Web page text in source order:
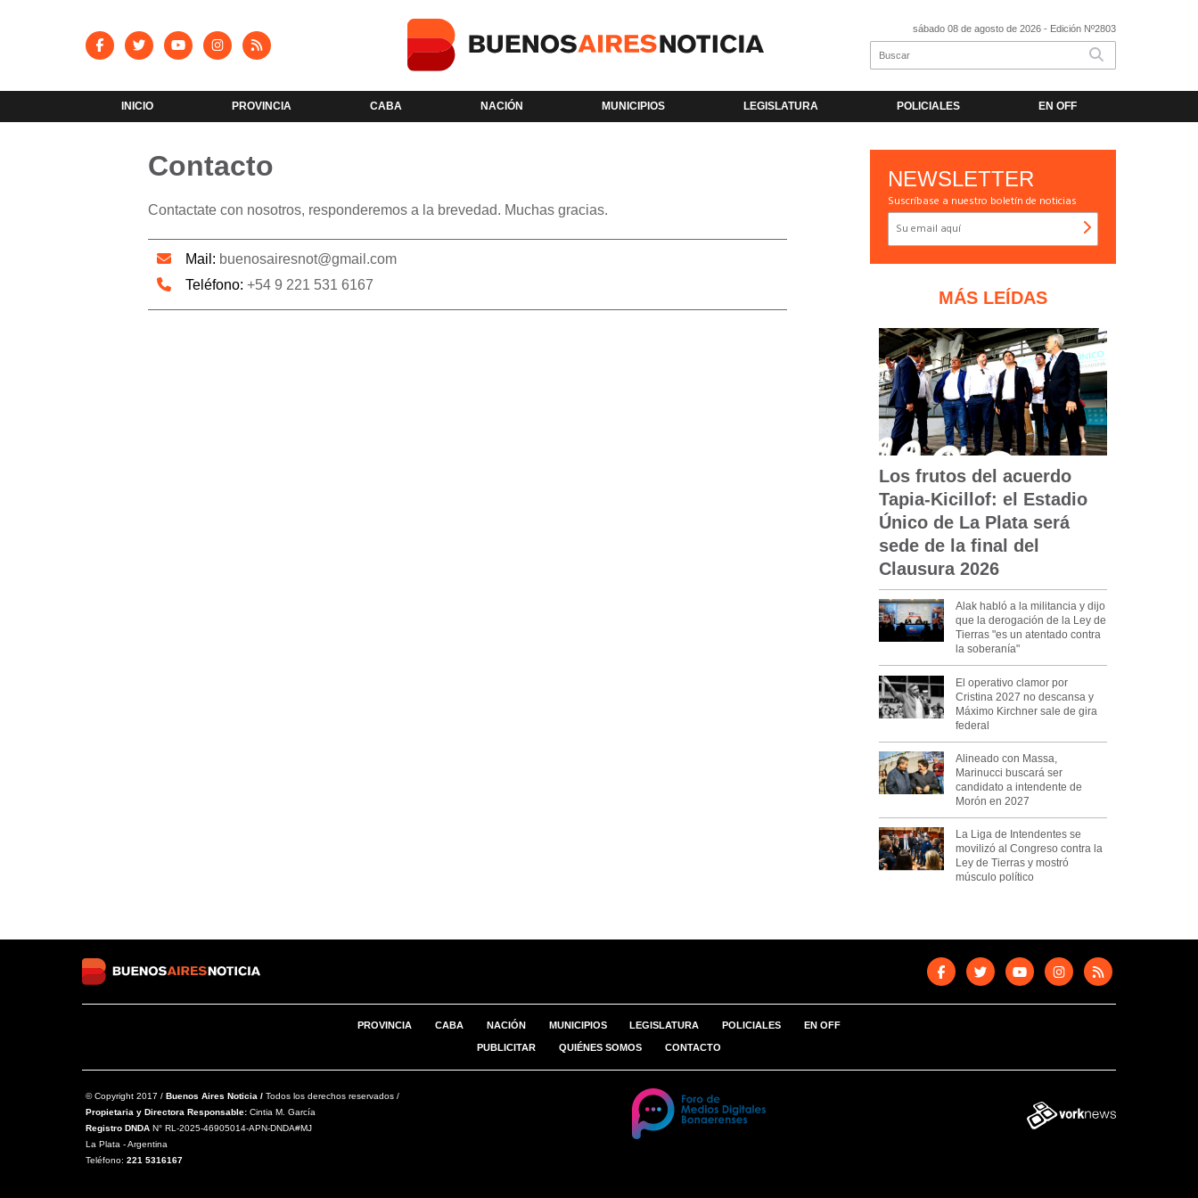
sábado 08 de agosto de 2026 - Edición Nº2803
INICIO PROVINCIA CABA NACIÓN MUNICIPIOS LEGISLATURA POLICIALES EN OFF
Contacto
Contactate con nosotros, responderemos a la brevedad. Muchas gracias.
Mail: buenosairesnot@gmail.com
Teléfono: +54 9 221 531 6167
NEWSLETTER
Suscríbase a nuestro boletín de noticias
MÁS LEÍDAS
Los frutos del acuerdo
Tapia-Kicillof: el Estadio
Único de La Plata será
sede de la final del
Clausura 2026
Alak habló a la militancia y dijo
que la derogación de la Ley de
Tierras "es un atentado contra
la soberanía"
El operativo clamor por
Cristina 2027 no descansa y
Máximo Kirchner sale de gira
federal
Alineado con Massa,
Marinucci buscará ser
candidato a intendente de
Morón en 2027
La Liga de Intendentes se
movilizó al Congreso contra la
Ley de Tierras y mostró
músculo político
PROVINCIA CABA NACIÓN MUNICIPIOS LEGISLATURA POLICIALES EN OFF
PUBLICITAR QUIÉNES SOMOS CONTACTO
© Copyright 2017 / Buenos Aires Noticia / Todos los derechos reservados /
Propietaria y Directora Responsable: Cintia M. García
Registro DNDA N° RL-2025-46905014-APN-DNDA#MJ
La Plata - Argentina
Teléfono: 221 5316167